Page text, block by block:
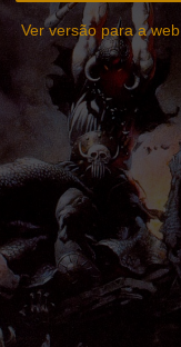
Ver versão para a web